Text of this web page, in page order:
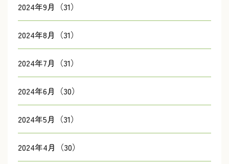
2024年9月（31）
2024年8月（31）
2024年7月（31）
2024年6月（30）
2024年5月（31）
2024年4月（30）